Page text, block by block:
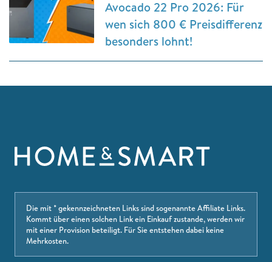
Avocado 22 Pro 2026: Für
wen sich 800 € Preisdifferenz
besonders lohnt!
Die mit * gekennzeichneten Links sind sogenannte Affiliate Links.
Kommt über einen solchen Link ein Einkauf zustande, werden wir
mit einer Provision beteiligt. Für Sie entstehen dabei keine
Mehrkosten.